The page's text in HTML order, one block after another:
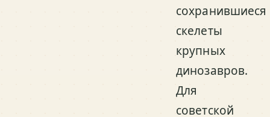
сохранившиеся
скелеты
крупных
динозавров.
Для
советской